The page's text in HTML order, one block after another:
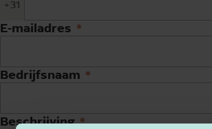
+31
E-mailadres
Bedrijfsnaam
Beschrijving